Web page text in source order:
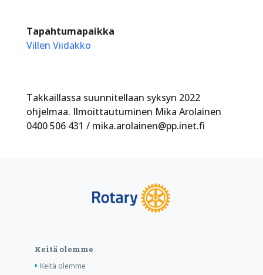
Tapahtumapaikka
Villen Viidakko
Takkaillassa suunnitellaan syksyn 2022
ohjelmaa. Ilmoittautuminen Mika Arolainen
0400 506 431 / mika.arolainen@pp.inet.fi
Keitä olemme
Keitä olemme